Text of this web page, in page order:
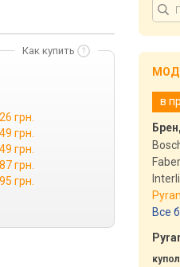
Как купить
грн.
грн.
грн.
грн.
грн.
в
Faber
Все